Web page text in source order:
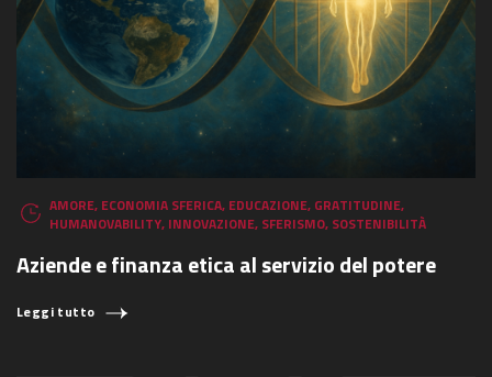
AMORE, ECONOMIA SFERICA, EDUCAZIONE, GRATITUDINE,
HUMANOVABILITY, INNOVAZIONE, SFERISMO, SOSTENIBILITÀ
Aziende e finanza etica al servizio del potere
Leggi tutto